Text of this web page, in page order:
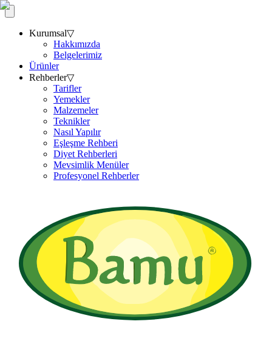
Kurumsal▽
Hakkımızda
Belgelerimiz
Ürünler
Rehberler▽
Tarifler
Yemekler
Malzemeler
Teknikler
Nasıl Yapılır
Eşleşme Rehberi
Diyet Rehberleri
Mevsimlik Menüler
Profesyonel Rehberler